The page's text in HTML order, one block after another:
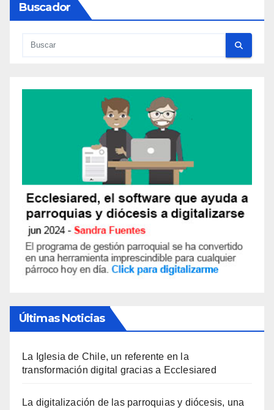
Buscador
Últimas Noticias
La Iglesia de Chile, un referente en la
transformación digital gracias a Ecclesiared
La digitalización de las parroquias y diócesis, una